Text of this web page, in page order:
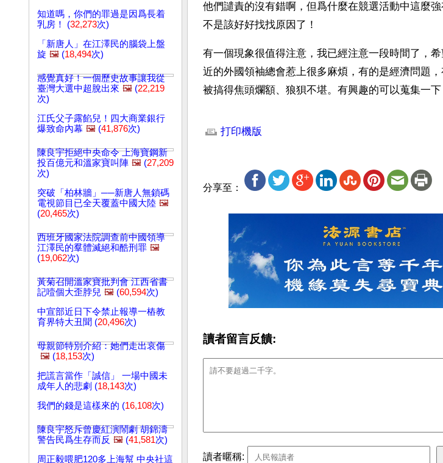
知道嗎，你們的罪過是因爲長着
乳房！ (32,273次)
「新唐人」在江澤民的腦袋上盤
旋 🖼️ (18,494次)
感覺真好！一個歷史故事讓我從
臺灣大選中超脫出來 🖼️ (22,219
次)
江氏父子露餡兒！四大商業銀行
爆致命內幕 🖼️ (41,876次)
陳良宇拒絕中央命令 上海寶鋼新
投百億元和溫家寶叫陣 🖼️ (27,209
次)
突破「柏林牆」──新唐人無鎖碼
電視節目已全天覆蓋中國大陸 🖼️
(20,465次)
西班牙國家法院調查前中國領導
江澤民的羣體滅絕和酷刑罪 🖼️
(19,062次)
黃菊召開溫家寶批判會 江西省書
記噎個大歪脖兒 🖼️ (60,594次)
中宣部近日下令禁止報導一樁教
育界特大丑聞 (20,496次)
母親節特別介紹：她們走出哀傷
🖼️ (18,153次)
把謊言當作「誠信」 一場中國未
成年人的悲劇 (18,143次)
我們的錢是這樣來的 (16,108次)
陳良宇怒斥曾慶紅演鬧劇 胡錦濤
警告民爲生存而反 🖼️ (41,581次)
周正毅喂肥120多上海幫 中央社這
他們譴責的沒有錯啊，但爲什麼在競選活動中這麼
不是該好好找找原因了！
有一個現象很值得注意，我已經注意一段時間了，
近的外國領袖總會惹上很多麻煩，有的是經濟問題
被搞得焦頭爛額、狼狽不堪。有興趣的可以蒐集一下
打印機版
分享至：
讀者留言反饋:
讀者暱稱: